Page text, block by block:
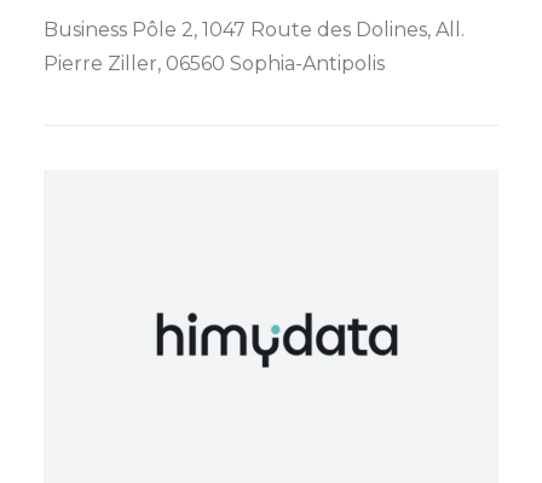
Business Pôle 2, 1047 Route des Dolines, All.
Pierre Ziller, 06560 Sophia-Antipolis